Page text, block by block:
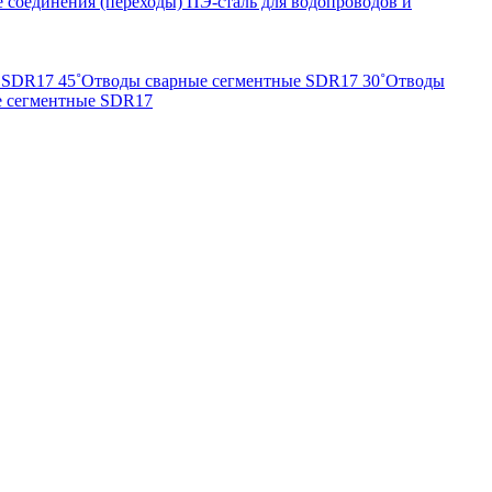
45˚Отводы сварные сегментные SDR17 30˚Отводы
SDR17